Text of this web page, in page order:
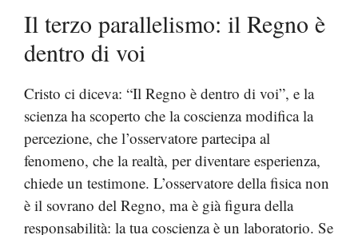
Il terzo parallelismo: il Regno è
dentro di voi
Cristo ci diceva: “Il Regno è dentro di voi”, e la
scienza ha scoperto che la coscienza modifica la
percezione, che l’osservatore partecipa al
fenomeno, che la realtà, per diventare esperienza,
chiede un testimone. L’osservatore della fisica non
è il sovrano del Regno, ma è già figura della
responsabilità: la tua coscienza è un laboratorio. Se